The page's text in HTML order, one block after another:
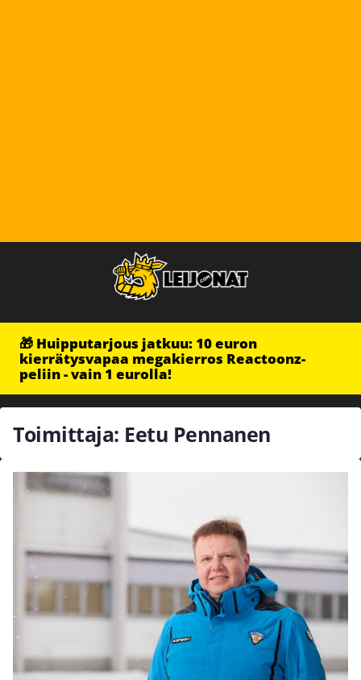
🎁 Huipputarjous jatkuu: 10 euron
kierrätysvapaa megakierros Reactoonz-
peliin - vain 1 eurolla!
Toimittaja: Eetu Pennanen